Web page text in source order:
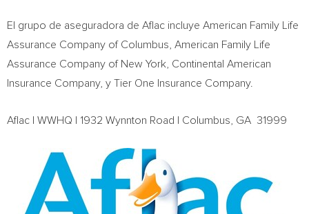
El grupo de aseguradora de Aflac incluye American Family Life
Assurance Company of Columbus , American Family Life
Assurance Company of New York , Continental American
Insurance Company, y Tier One Insurance Company.
Aflac | WWHQ | 1932 Wynnton Road | Columbus , GA 31999